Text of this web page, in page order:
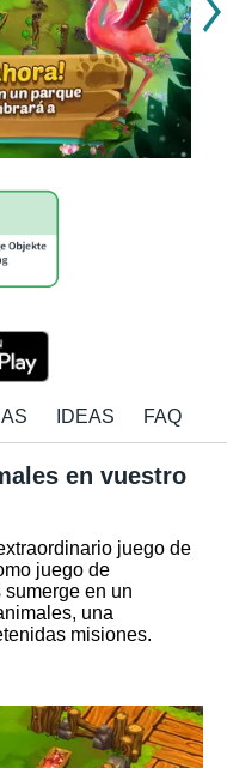
IDEAS FAQ
en vuestro
juego de
juego de
sumerge en un
una
misiones.